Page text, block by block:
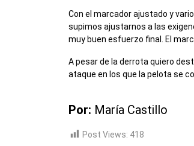
Con el marcador ajustado y
supimos ajustarnos a las
muy buen esfuerzo final. El
A pesar de la derrota quiero
ataque en los que la pelota se
Por: María Castillo
Post Views: 418